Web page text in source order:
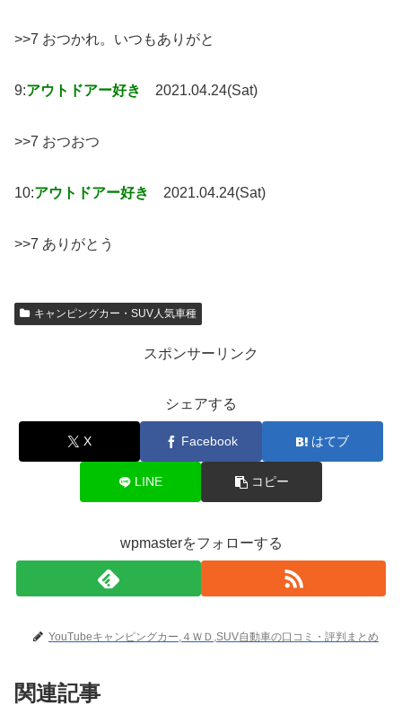
>>7 おつかれ。いつもありがと
9:アウトドアー好き 2021.04.24(Sat)
>>7 おつおつ
10:アウトドアー好き 2021.04.24(Sat)
>>7 ありがとう
キャンピングカー・SUV人気車種
スポンサーリンク
シェアする
X Facebook はてブ
LINE コピー
wpmasterをフォローする
YouTubeキャンピングカー,４ＷＤ,SUV自動車の口コミ・評判まとめ
関連記事